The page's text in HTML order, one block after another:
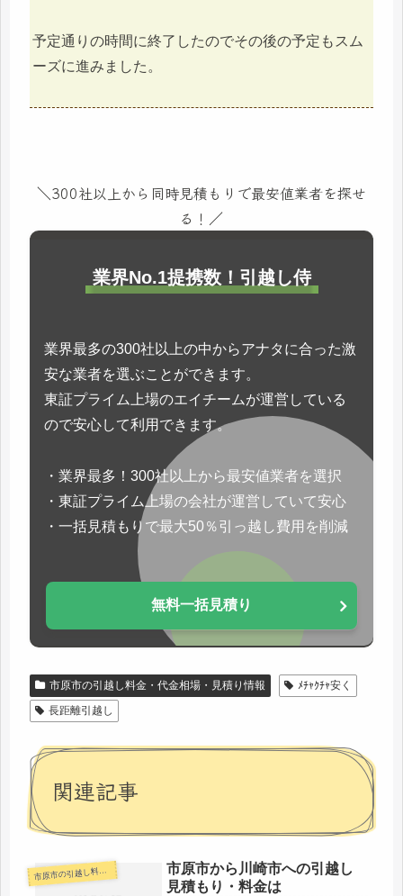
予定通りの時間に終了したのでその後の予定もスム
ーズに進みました。
＼300社以上から同時見積もりで最安値業者を探せ
る！／
業界No.1提携数！引越し侍
業界最多の300社以上の中からアナタに合った激
安な業者を選ぶことができます。
東証プライム上場のエイチームが運営している
ので安心して利用できます。
・業界最多！300社以上から最安値業者を選択
・東証プライム上場の会社が運営していて安心
・一括見積もりで最大50％引っ越し費用を削減
無料一括見積り
市原市の引越し料金・代金相場・見積り情報
ﾒﾁｬｸﾁｬ安く
長距離引越し
関連記事
市原市の引越し料金・代金相場・見積り情報
市原市から川崎市への引越し
見積もり・料金は